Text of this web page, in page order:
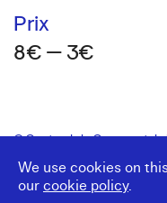
We use cookies on
our cookie policy.
Prix
8€ — 3€
© Centre de la Gravure et de
Colophon
Design:Marcel Kaczmarek,